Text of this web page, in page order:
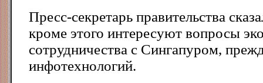
Пресс-секретарь правительства
кроме этого интересуют вопросы
сотрудничества с Сингапуром,
инфотехнологий.